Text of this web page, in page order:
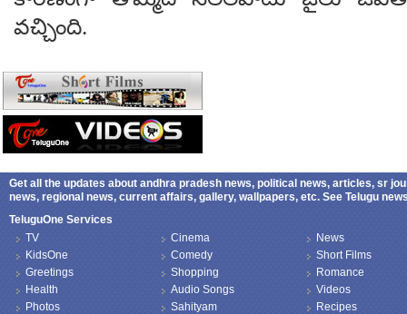
వచ్చింది.
Get all the updates about andhra pradesh news, political news, articles, sr
news, regional news, current affairs, gallery, wallpapers, etc. See Telugu
TeluguOne Services
TV
KidsOne
Greetings
Health
Photos
Cinema
Comedy
Shopping
Audio Songs
Sahityam
News
Short Films
Romance
Videos
Recipes